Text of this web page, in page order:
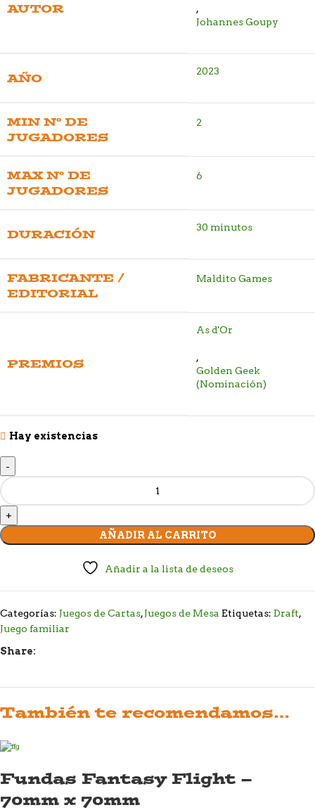
AUTOR
,
Johannes Goupy
AÑO 2023
MIN Nº DE
JUGADORES
2
MAX Nº DE
JUGADORES
6
DURACIÓN 30 minutos
FABRICANTE /
EDITORIAL
Maldito Games
PREMIOS
As d'Or
,
Golden Geek
(Nominación)
Hay existencias
AÑADIR AL CARRITO
Añadir a la lista de deseos
Categorías: Juegos de Cartas,Juegos de Mesa Etiquetas: Draft,
Juego familiar
Share:
También te recomendamos…
Fundas Fantasy Flight –
70mm x 70mm